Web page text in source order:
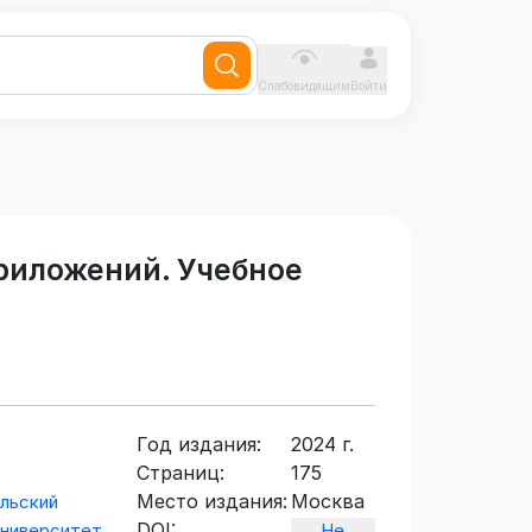
СлабовидящимВойти
Учебное
Год издания:
2024 г.
Страниц:
175
Место издания: Москва